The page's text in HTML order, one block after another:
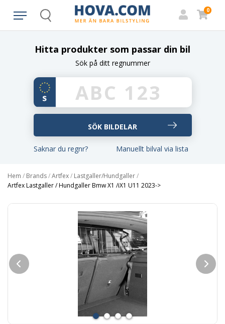
Search
0
Hitta produkter som passar din bil
Sök på ditt regnummer
Saknar du regnr? Manuellt bilval via lista
Hem / Brands/Artfex/ Lastgaller/Hundgaller/
Artfex Lastgaller / Hundgaller Bmw X1 /iX1 U11 2023->